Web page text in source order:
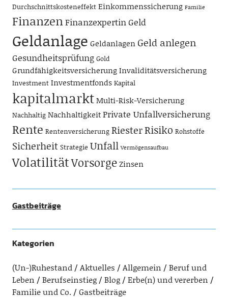
Durchschnittskosteneffekt Einkommenssicherung Familie
FinanzenFinanzexpertinGeld
Geldanlage Geldanlagen Geld anlegen
Gesundheitsprüfung Gold
GrundfähigkeitsversicherungInvaliditätsversicherung
Investment Investmentfonds Kapital
kapitalmarktMulti-Risk-Versicherung
Nachhaltig NachhaltigkeitPrivate Unfallversicherung
Rente Rentenversicherung RiesterRisiko Rohstoffe
Sicherheit Strategie Unfall Vermögensaufbau
VolatilitätVorsorgeZinsen
Gastbeiträge
Kategorien
(Un-)Ruhestand Aktuelles Allgemein
Beruf und
Leben
Berufseinstieg Blog
Erbe(n) und vererben
Familie und Co.
Gastbeiträge